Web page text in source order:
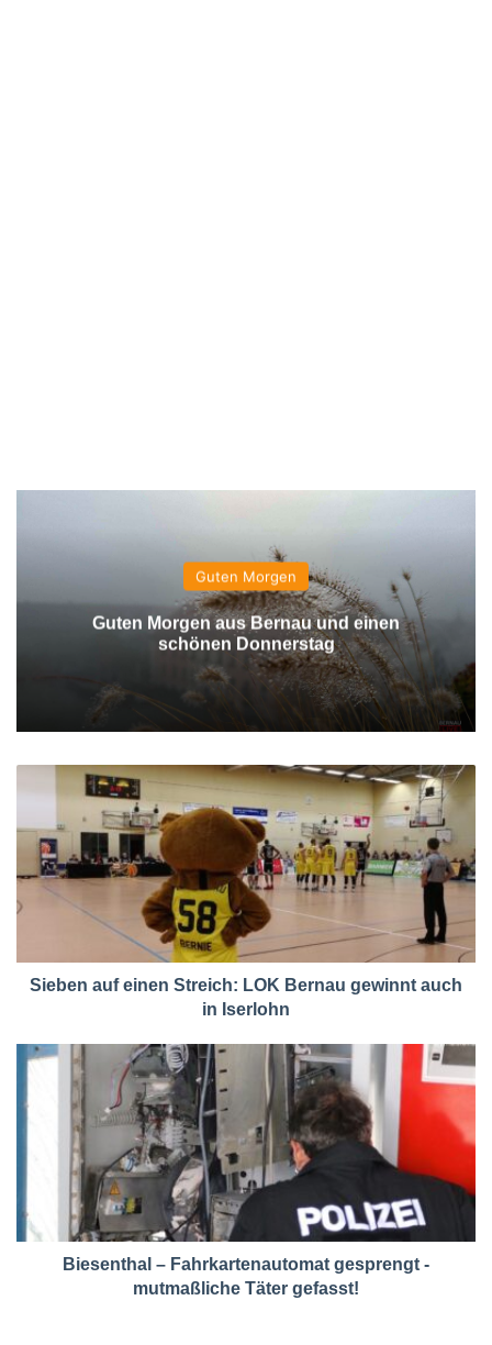
Guten Morgen
Guten Morgen aus Bernau und einen
schönen Donnerstag
Sieben auf einen Streich: LOK Bernau gewinnt auch
in Iserlohn
Biesenthal – Fahrkartenautomat gesprengt -
mutmaßliche Täter gefasst!